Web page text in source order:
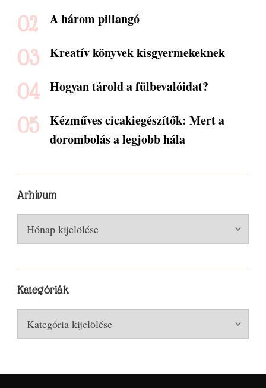
A három pillangó
Kreatív könyvek kisgyermekeknek
Hogyan tárold a fülbevalóidat?
Kézműves cicakiegészítők: Mert a
dorombolás a legjobb hála
Arhívum
Arhívum
Kategóriák
Kategóriák